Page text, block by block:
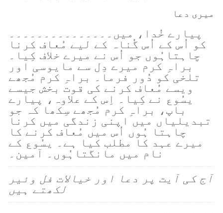
میری دعا
پیارے خُدا، میں۔۔۔۔۔۔۔۔۔۔۔۔۔۔۔
کو اُس کے اُس گُناہ کے لیے مُعاف کرنا
چاہتاہُوں جو اُس نے میرے خلاف کِیا۔
براہِ کرم میرے دِل سے مایوسی اور
تلخی کو دُور فرما۔ براہِ کرم مُجھے
ویسے مُعاف کرنے کی قوت بخش جیسے
یسُوع نے کِیا۔ اِس کے علاوہ، پیارے
باپ، براہِ کرم مُجھے سِکھا کہ جو
تبدیلیاں میں اپنی زندگی میں کرنا
چاہتا ہُوں اُس میں مُعاف کرنے کا
میرے عہد کا مطلب کیا ہے۔ یسُوع کے
نام میں مانگتاہُوں۔ آمین۔
آج کی آیت پر دعا اور خیالات فل وئیر
لکھتے ہیں